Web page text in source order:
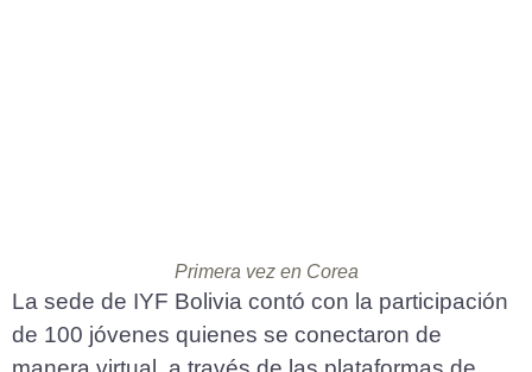
Primera vez en Corea
La sede de IYF Bolivia contó con la participación
de 100 jóvenes quienes se conectaron de